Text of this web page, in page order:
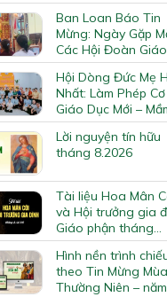
Ban Loan Báo Tin
Mừng: Ngày Gặp
Các Hội Đoàn Giáo
Hạt Bắc Giang
Hội Dòng Đức Mẹ
Nhất: Làm Phép
Giáo Dục Mới –
Non Thiên Ân
Lời nguyện tín hữu
tháng 8.2026
Tài liệu Hoa Mân
và Hội trưởng gia
Giáo phận tháng
8.2026
Hình nền trình
theo Tin Mừng Mùa
Thường Niên –